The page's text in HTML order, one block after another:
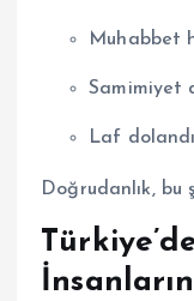
Muhabbet
Samimiyet
Laf
Doğrudanlık,